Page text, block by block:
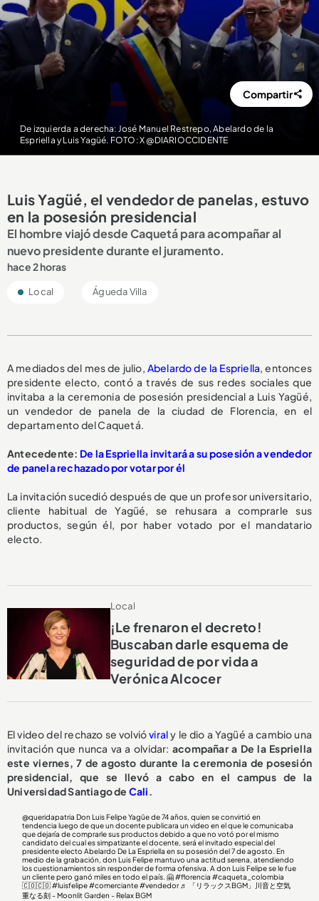
De izquierda a derecha: José Manuel Restrepo, Abelardo de la
Espriella y Luis Yagüé. FOTO: X @DIARIOCCIDENTE
Compartir
Luis Yagüé, el vendedor de panelas, estuvo
en la posesión presidencial
El hombre viajó desde Caquetá para acompañar al
nuevo presidente durante el juramento.
hace 2 horas
Local Águeda Villa
A mediados del mes de julio, Abelardo de la Espriella, entonces
presidente electo, contó a través de sus redes sociales que
invitaba a la ceremonia de posesión presidencial a Luis Yagüé,
un vendedor de panela de la ciudad de Florencia, en el
departamento del Caquetá.
Antecedente: De la Espriella invitará a su posesión a vendedor
de panela rechazado por votar por él
La invitación sucedió después de que un profesor universitario,
cliente habitual de Yagüé, se rehusara a comprarle sus
productos, según él, por haber votado por el mandatario
electo.
Local
¡Le frenaron el decreto!
Buscaban darle esquema de
seguridad de por vida a
Verónica Alcocer
El video del rechazo se volvióviraly le dio a Yagüé a cambio una
invitación que nunca va a olvidar: acompañar a De la Espriella
este viernes, 7 de agosto durante la ceremonia de posesión
presidencial, que se llevó a cabo en el campus de la
Universidad Santiago de Cali.
@queridapatria Don Luis Felipe Yagüe de 74 años, quien se convirtió en
tendencia luego de que un docente publicara un video en el que le comunicaba
que dejaría de comprarle sus productos debido a que no votó por el mismo
candidato del cual es simpatizante el docente, será el invitado especial del
presidente electo Abelardo De La Espriella en su posesión del 7 de agosto. En
medio de la grabación, don Luis Felipe mantuvo una actitud serena, atendiendo
los cuestionamientos sin responder de forma ofensiva. A don Luis Felipe se le fue
un cliente pero ganó miles en todo el país. 🤗#florencia #caqueta_colombia
🇨🇴🇨🇴 #luisfelipe #comerciante #vendedor ♬ 「リラックスBGM」川音と空気
重なる刻 - Moonlit Garden - Relax BGM